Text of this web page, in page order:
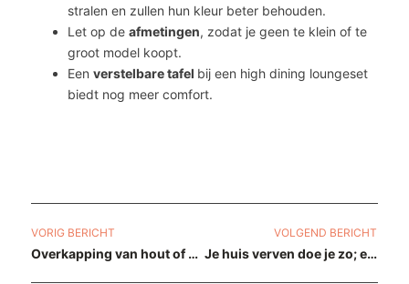
stralen en zullen hun kleur beter behouden.
Let op de afmetingen, zodat je geen te klein of te
groot model koopt.
Een verstelbare tafel bij een high dining loungeset
biedt nog meer comfort.
VORIG BERICHT
Overkapping van hout of aluminium?
VOLGEND BERICHT
Je huis verven doe je zo; een stappenplan